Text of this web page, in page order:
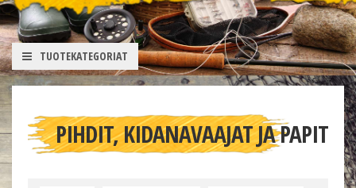
TUOTEKATEGORIAT
PIHDIT, KIDANAVAAJAT JA PAPIT